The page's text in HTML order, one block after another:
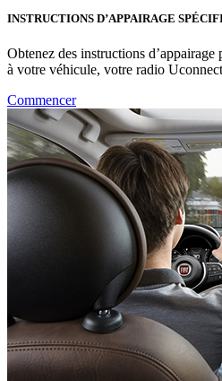
INSTRUCTIONS D’APPAIRAGE
Obtenez des instructions
à votre véhicule, votre radio
Commencer